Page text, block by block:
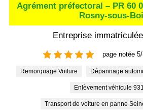
Agrément préfectoral – PR 60
Rosny-sous-
Entreprise
page notée
Remorquage Voiture Dépannage
Enlèvement véhicule
Transport de voiture en panne